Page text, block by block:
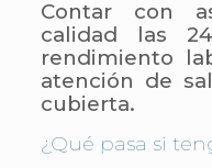
Contar con
calidad las
rendimiento
atención de
cubierta.
¿Qué pasa si